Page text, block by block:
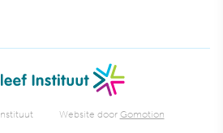
Website door Gomotion